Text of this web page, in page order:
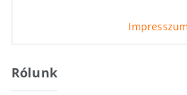
Impresszum
Rólunk